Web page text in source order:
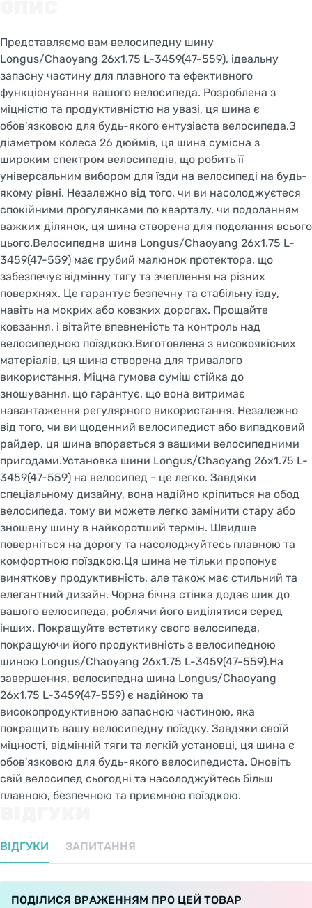
Представляємо вам велосипедну шину
Longus/Chaoyang 26x1.75 L-3459(47-559), ідеальну
запасну частину для плавного та ефективного
функціонування вашого велосипеда. Розроблена з
міцністю та продуктивністю на увазі, ця шина є
обов'язковою для будь-якого ентузіаста велосипеда.З
діаметром колеса 26 дюймів, ця шина сумісна з
широким спектром велосипедів, що робить її
універсальним вибором для їзди на велосипеді на будь-
якому рівні. Незалежно від того, чи ви насолоджуєтеся
спокійними прогулянками по кварталу, чи подоланням
важких ділянок, ця шина створена для подолання всього
цього.Велосипедна шина Longus/Chaoyang 26x1.75 L-
3459(47-559) має грубий малюнок протектора, що
забезпечує відмінну тягу та зчеплення на різних
поверхнях. Це гарантує безпечну та стабільну їзду,
навіть на мокрих або ковзких дорогах. Прощайте
ковзання, і вітайте впевненість та контроль над
велосипедною поїздкою.Виготовлена з високоякісних
матеріалів, ця шина створена для тривалого
використання. Міцна гумова суміш стійка до
зношування, що гарантує, що вона витримає
навантаження регулярного використання. Незалежно
від того, чи ви щоденний велосипедист або випадковий
райдер, ця шина впорається з вашими велосипедними
пригодами.Установка шини Longus/Chaoyang 26x1.75 L-
3459(47-559) на велосипед - це легко. Завдяки
спеціальному дизайну, вона надійно кріпиться на обод
велосипеда, тому ви можете легко замінити стару або
зношену шину в найкоротший термін. Швидше
поверніться на дорогу та насолоджуйтесь плавною та
комфортною поїздкою.Ця шина не тільки пропонує
виняткову продуктивність, але також має стильний та
елегантний дизайн. Чорна бічна стінка додає шик до
вашого велосипеда, роблячи його виділятися серед
інших. Покращуйте естетику свого велосипеда,
покращуючи його продуктивність з велосипедною
шиною Longus/Chaoyang 26x1.75 L-3459(47-559).На
завершення, велосипедна шина Longus/Chaoyang
26x1.75 L-3459(47-559) є надійною та
високопродуктивною запасною частиною, яка
покращить вашу велосипедну поїздку. Завдяки своїй
міцності, відмінній тяги та легкій установці, ця шина є
обов'язковою для будь-якого велосипедиста. Оновіть
свій велосипед сьогодні та насолоджуйтесь більш
плавною, безпечною та приємною поїздкою.
ВІДГУКИ ЗАПИТАННЯ
ПОДІЛИСЯ ВРАЖЕННЯМ ПРО ЦЕЙ ТОВАР